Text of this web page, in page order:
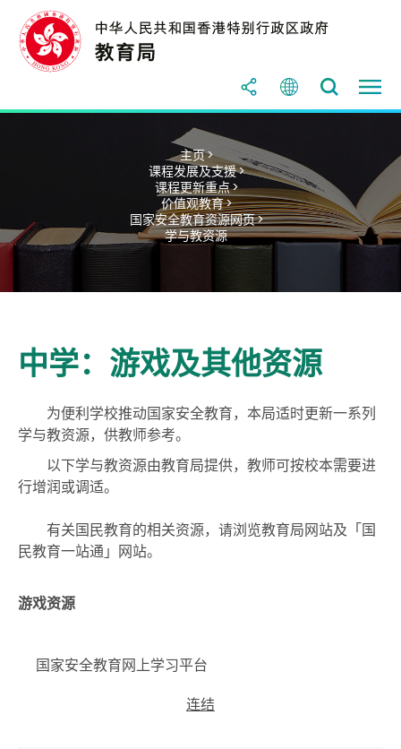
主页 >
课程发展及支援 >
课程更新重点 >
价值观教育 >
国家安全教育资源网页 >
学与教资源
中学：游戏及其他资源
为便利学校推动国家安全教育，本局适时更新一系列
学与教资源，供教师参考。
以下学与教资源由教育局提供，教师可按校本需要进
行增润或调适。
有关国民教育的相关资源，请浏览教育局网站及「国
民教育一站通」网站。
游戏资源
国家安全教育网上学习平台
连结